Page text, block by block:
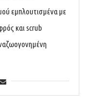
εμπλουτισμένα με
και scrub